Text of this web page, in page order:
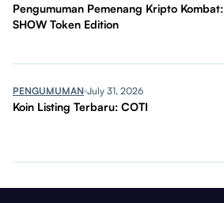
Pengumuman Pemenang Kripto Kombat:
SHOW Token Edition
PENGUMUMAN July 31, 2026
Koin Listing Terbaru: COTI